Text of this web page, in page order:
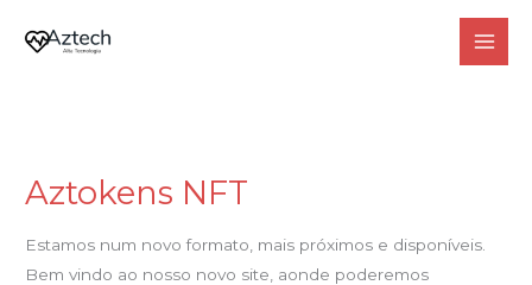
para
Aztokens NFT
Estamos num novo formato, mais próximos e disponíveis.
Bem vindo ao nosso novo site, aonde poderemos
Aztokens